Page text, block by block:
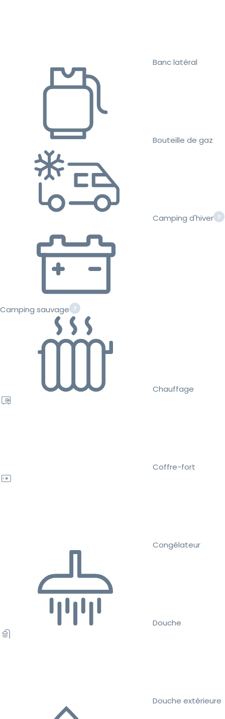
Banc latéral
Bouteille de gaz
Camping d'hiver
Camping sauvage
Chauffage
Coffre-fort
Congélateur
Douche
Douche extérieure